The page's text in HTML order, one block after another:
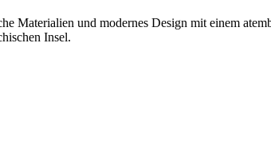
Materialien und modernes Design mit einem
Insel.